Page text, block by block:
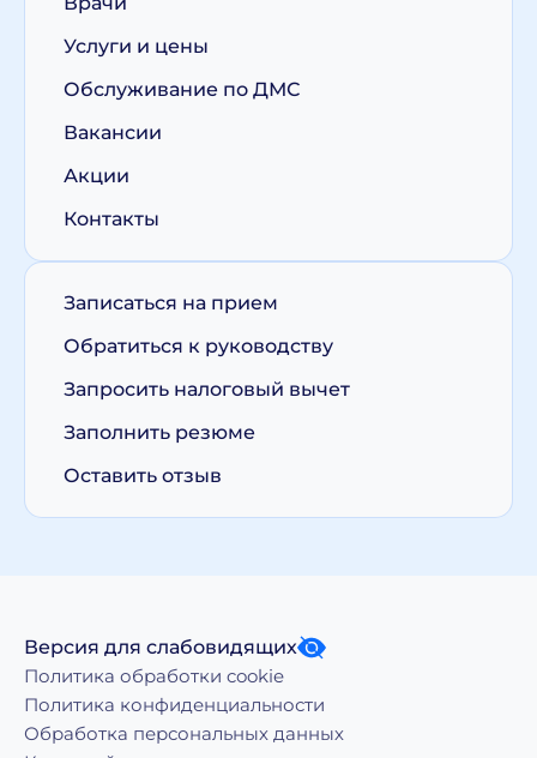
Услуги и цены
Обслуживание по ДМС
Вакансии
Акции
Контакты
Записаться на прием
Обратиться к руководству
Запросить налоговый вычет
Заполнить резюме
Оставить отзыв
Версия для слабовидящих
Политика обработки cookie
Политика конфиденциальности
Обработка персональных данных